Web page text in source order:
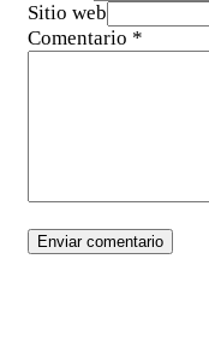
Sitio web
Comentario *